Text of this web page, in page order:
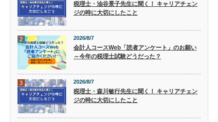
税理士・油谷景子先生に聞く！ キャリアチェン
ジの時に大切にしたこと
2 2026/8/7
会計人コースWeb「読者アンケート」のお願い
～今年の税理士試験どうだった？
3 2026/8/7
税理士・森川敏行先生に聞く！ キャリアチェン
ジの時に大切にしたこと